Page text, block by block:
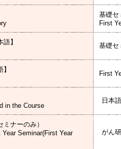
基礎セ
First
】
基礎セ
First
in the Course
日本語
ナーのみ）
Seminar(First Year
がん